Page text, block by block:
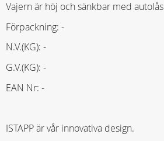
Vajern är höj och sänkbar med autolås
Förpackning: -
N.V.(KG): -
G.V.(KG): -
EAN Nr: -
ISTAPP är vår innovativa design.